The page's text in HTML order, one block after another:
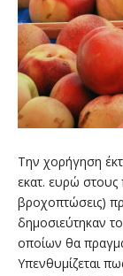
Την χορήγηση
εκατ. ευρώ στους
βροχοπτώσεις)
δημοσιεύτηκαν
οποίων θα
Υπενθυμίζεται